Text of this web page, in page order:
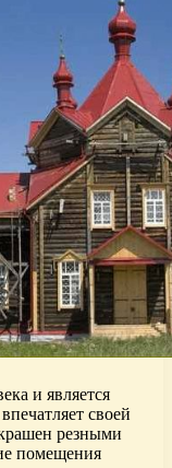
и является
своей
резными
помещения